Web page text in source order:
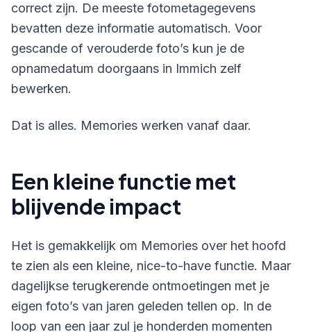
correct zijn. De meeste fotometagegevens
bevatten deze informatie automatisch. Voor
gescande of verouderde foto’s kun je de
opnamedatum doorgaans in Immich zelf
bewerken.
Dat is alles. Memories werken vanaf daar.
Een kleine functie met
blijvende impact
Het is gemakkelijk om Memories over het hoofd
te zien als een kleine, nice-to-have functie. Maar
dagelijkse terugkerende ontmoetingen met je
eigen foto’s van jaren geleden tellen op. In de
loop van een jaar zul je honderden momenten